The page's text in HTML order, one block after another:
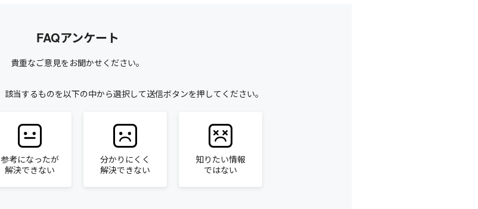
FAQアンケート
貴重なご意見をお聞かせください。
該当するものを以下の中から選択して送信ボタンを押してください。
参考になったが
解決できない
分かりにくく
解決できない
知りたい情報
ではない